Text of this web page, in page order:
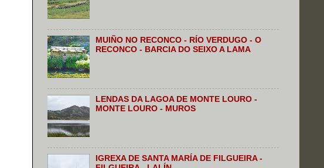
MUIÑO NO RECONCO - RÍO VERDUGO - O
RECONCO - BARCIA DO SEIXO A LAMA
LENDAS DA LAGOA DE MONTE LOURO -
MONTE LOURO - MUROS
IGREXA DE SANTA MARÍA DE FILGUEIRA -